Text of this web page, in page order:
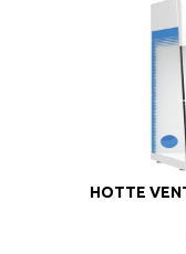
HOTTE